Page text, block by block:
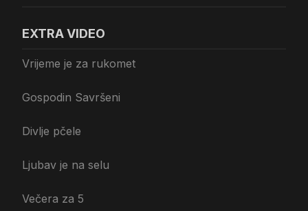
EXTRA VIDEO
Vrijeme je za rukomet
Gospodin Savršeni
Divlje pčele
Ljubav je na selu
Večera za 5